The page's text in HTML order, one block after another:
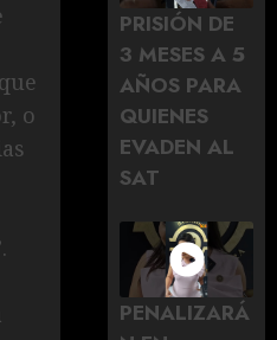
o
PRISIÓN DE
3 MESES A 5
AÑOS PARA
QUIENES
EVADEN AL
SAT
PENALIZARÁ